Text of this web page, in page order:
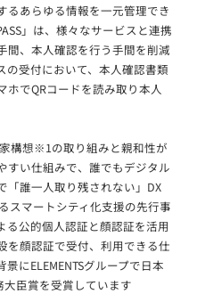
るあらゆる情報を一元管理でき
」は、様々なサービスと連携
間、本人確認を行う手間を削減
の受付において、本人確認書類
でQRコードを読み取り本人
家構想※1の取り組みと親和性が
すい仕組みで、誰でもデジタル
「誰一人取り残されない」DX
スマートシティ化支援の先行事
る公的個人認証と顔認証を活用
を顔認証で受付、利用できる仕
にELEMENTSグループで日本
臣賞を受賞しています